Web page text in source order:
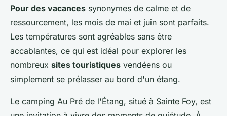
Pour des vacances synonymes de calme et de
ressourcement, les mois de mai et juin sont parfaits.
Les températures sont agréables sans être
accablantes, ce qui est idéal pour explorer les
nombreux sites touristiques vendéens ou
simplement se prélasser au bord d'un étang.
Le camping Au Pré de l'Étang, situé à Sainte Foy, est